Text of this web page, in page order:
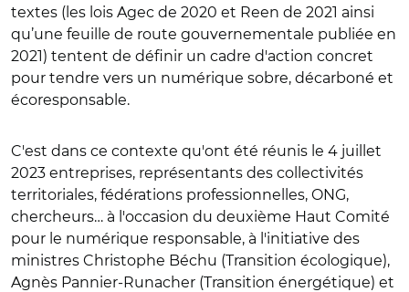
textes (les lois Agec de 2020 et Reen de 2021 ainsi
qu’une feuille de route gouvernementale publiée en
2021) tentent de définir un cadre d'action concret
pour tendre vers un numérique sobre, décarboné et
écoresponsable.
C'est dans ce contexte qu'ont été réunis le 4 juillet
2023 entreprises, représentants des collectivités
territoriales, fédérations professionnelles, ONG,
chercheurs… à l'occasion du deuxième Haut Comité
pour le numérique responsable, à l'initiative des
ministres Christophe Béchu (Transition écologique),
Agnès Pannier-Runacher (Transition énergétique) et